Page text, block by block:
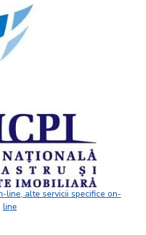
line, alte servicii specifice on-
line